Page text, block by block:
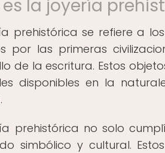
es la joyería
prehistórica se refiere a
por las primeras
de la escritura. Estos
disponibles en la
prehistórica no solo
simbólico y cultural.